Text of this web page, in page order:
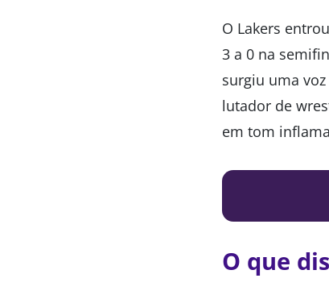
O Lakers
3 a 0 na
surgiu uma
lutador de
em tom
O que